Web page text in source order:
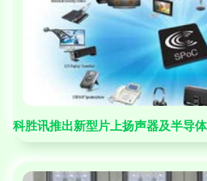
科胜讯推出新型片上扬声器及半导